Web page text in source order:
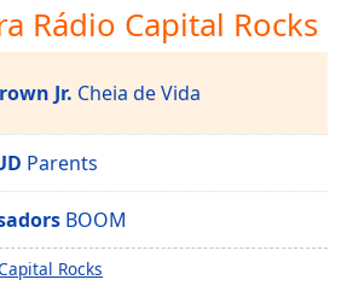
Rádio Capital Rocks
Jr. Cheia de Vida
Parents
BOOM
Rocks